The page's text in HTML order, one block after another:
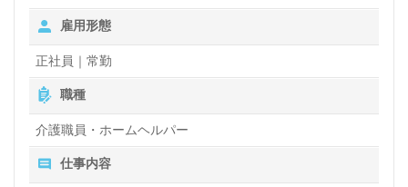
任者研修：233,350円※基本給／184,300円・実務者研修：
244,717円※基本給／195,000円・介護福祉士：256,242円
※基本給／205,800円※試用期間3ヶ月（雇用条件変更な
し） 賞与あり 昇給あり
雇用形態
正社員｜常勤
職種
介護職員・ホームヘルパー
仕事内容